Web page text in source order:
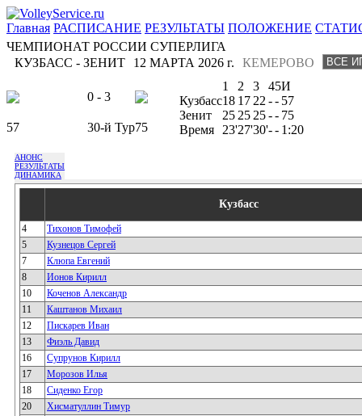
Главная РАСПИСАНИЕ РЕЗУЛЬТАТЫ ПОЛОЖЕНИЕ
ЧЕМПИОНАТ РОССИИ СУПЕРЛИГА
КУЗБАСС - ЗЕНИТ
КЕМЕРОВО
12 МАРТА 2026 г.
0 - 3
57 30-й Тур75
1 2 3 45И
Кузбасс18 17 22 -- 57
Зенит
25 25 25-- 75
Время
23'27'30'-- 1:20
АНОНС
РЕЗУЛЬТАТЫ
ДИНАМИКА
Кузбасс
4
Тихонов Тимофей
5
Кузнецов Сергей
7
Клюпа Евгений
8
Ионов Кирилл
10
Коченов Александр
11
Каштанов Михаил
12
Пискарев Иван
13
Фиэль Давид
16
Супрунов Кирилл
17
Морозов Илья
18
Сиденко Егор
20
Хисматуллин Тимур